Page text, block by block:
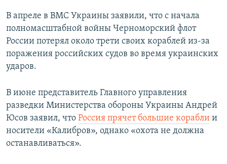
В апреле в ВМС Украины заявили, что с начала
полномасштабной войны Черноморский флот
России потерял около трети своих кораблей из-за
поражения российских судов во время украинских
ударов.
В июне представитель Главного управления
разведки Министерства обороны Украины Андрей
Юсов заявил, что Россия прячет большие корабли и
носители «Калибров», однако «охота не должна
останавливаться».